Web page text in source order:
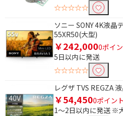
☆☆☆☆☆
ソニー SONY 4K液晶
55XR50(大型)
￥242,0000ポイ
5日以内に発送
☆☆☆☆☆
レグザ TVS REGZA
￥54,4500ポイント
1～2日以内に発送 ※
6TB～7TB未満
種類で絞り込む
中継プラグ
テレビプラグ
壁掛け金具
モニターサイズで絞り